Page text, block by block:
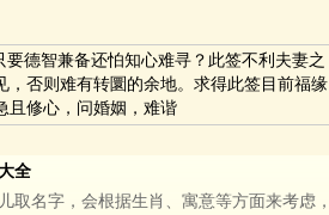
12:21:12查看过
查看过
德智兼备还怕知心难寻？此签不利夫妻之
否则难有转圜的余地。求得此签目前福缘
且修心，问婚姻，难谐
全
取名字，会根据生肖、寓意等方面来考虑，